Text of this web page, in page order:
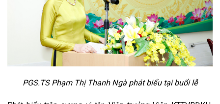
PGS.TS Phạm Thị Thanh Ngà phát biểu tại buổi lễ